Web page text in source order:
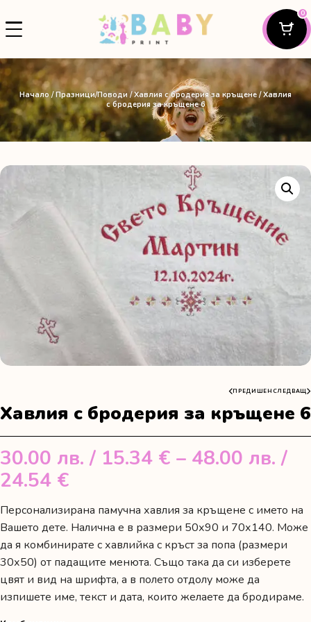
0
Начало /Празници/Поводи /Хавлия с бродерия за кръщенe / Хавлия
с бродерия за кръщене 6
ПРЕДИШЕН СЛЕДВАЩ
Хавлия с бродерия за кръщене 6
30.00 лв. / 15.34 € – 48.00 лв. /
24.54 €
range:
30.00 лв.
/
15.34 €
through
Персонализирана памучна хавлия за кръщене с името на
Вашето дете. Налична е в размери 50х90 и 70х140. Може
да я комбинирате с хавлийка с кръст за попа (размери
30х50) от падащите менюта. Също така да си изберете
цвят и вид на шрифта, а в полето отдолу може да
изпишете име, текст и дата, които желаете да бродираме.